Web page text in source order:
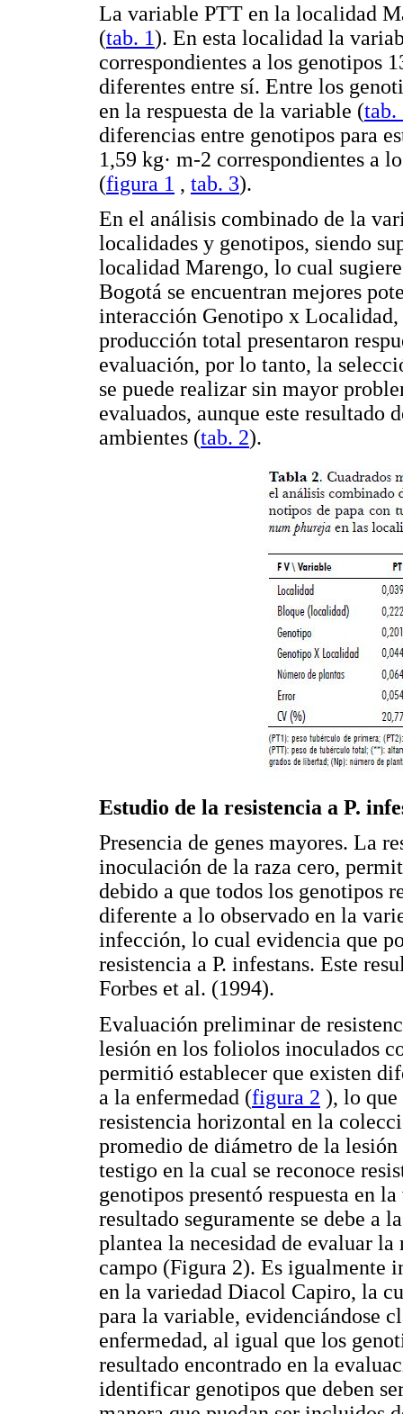
La variable PTT en la localidad
(tab. 1). En esta localidad la
correspondientes a los genotipos
diferentes entre sí. Entre los
en la respuesta de la variable (tab.
diferencias entre genotipos para
1,59 kg· m-2 correspondientes a
(figura 1 , tab. 3).
En el análisis combinado de la
localidades y genotipos, siendo
localidad Marengo, lo cual
Bogotá se encuentran mejores
interacción Genotipo x
producción total presentaron
evaluación, por lo tanto, la
se puede realizar sin mayor
evaluados, aunque este resultado
ambientes (tab. 2).
Estudio de la resistencia a P.
Presencia de genes mayores. La
inoculación de la raza cero,
debido a que todos los genotipos
diferente a lo observado en la
infección, lo cual evidencia que
resistencia a P. infestans. Este
Forbes et al. (1994).
Evaluación preliminar de
lesión en los foliolos inoculados
permitió establecer que existen
a la enfermedad (figura 2 ), lo que
resistencia horizontal en la
promedio de diámetro de la
testigo en la cual se reconoce
genotipos presentó respuesta en
resultado seguramente se debe a
plantea la necesidad de evaluar
campo (Figura 2). Es igualmente
en la variedad Diacol Capiro, la
para la variable, evidenciándose
enfermedad, al igual que los
resultado encontrado en la
identificar genotipos que deben